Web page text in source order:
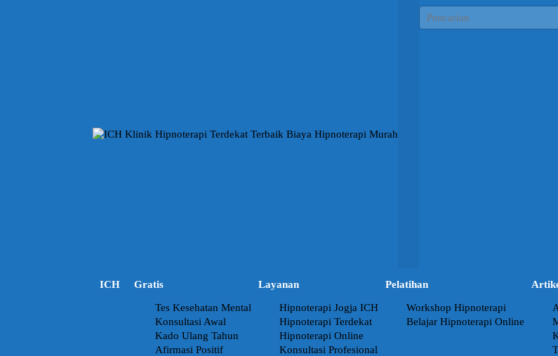
ICH Gratis
Tes Kesehatan Mental
Konsultasi Awal
Kado Ulang Tahun
Afirmasi Positif
Layanan
Hipnoterapi Jogja ICH
Hipnoterapi Terdekat
Hipnoterapi Online
Konsultasi Profesional
Pelatihan
Workshop Hipnoterapi
Belajar Hipnoterapi Online